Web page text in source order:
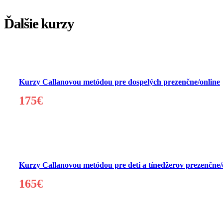
Ďalšie kurzy
Kurzy Callanovou metódou pre dospelých prezenčne/online
175€
Kurzy Callanovou metódou pre deti a tínedžerov
165€